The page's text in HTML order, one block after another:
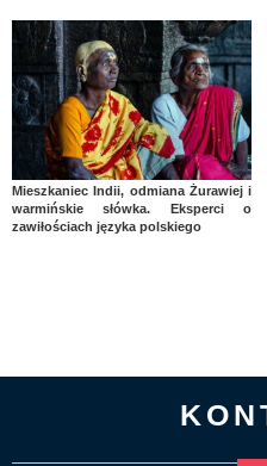
Mieszkaniec Indii, odmiana Żurawiej i
warmińskie słówka. Eksperci o
zawiłościach języka polskiego